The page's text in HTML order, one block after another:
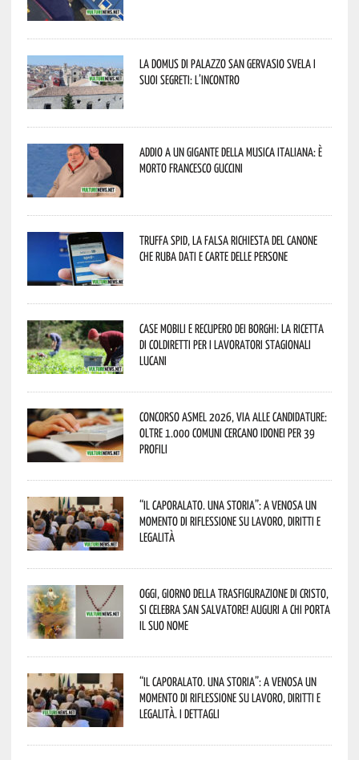
La Domus di Palazzo San Gervasio svela i
suoi segreti: l’incontro
Addio a un gigante della musica italiana: è
morto Francesco Guccini
Truffa Spid, la falsa richiesta del canone
che ruba dati e carte delle persone
Case mobili e recupero dei borghi: la ricetta
di Coldiretti per i lavoratori stagionali
lucani
Concorso Asmel 2026, via alle candidature:
oltre 1.000 Comuni cercano idonei per 39
profili
“Il caporalato. Una storia”: a Venosa un
momento di riflessione su lavoro, diritti e
legalità
Oggi, giorno della Trasfigurazione di Cristo,
si celebra San Salvatore! Auguri a chi porta
il suo nome
“Il caporalato. Una storia”: a Venosa un
momento di riflessione su lavoro, diritti e
legalità. I dettagli